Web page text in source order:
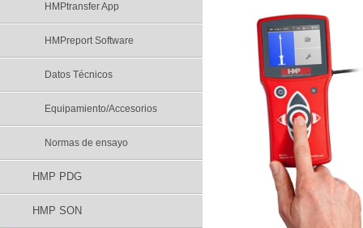
HMPtransfer App
HMPreport Software
Datos Técnicos
Equipamiento/Accesorios
Normas de ensayo
HMP PDG
HMP SON